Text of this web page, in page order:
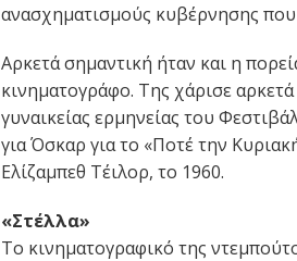
ανασχηματισμούς κυβέρνησης που
Αρκετά σημαντική ήταν και η
κινηματογράφο. Της χάρισε
γυναικείας ερμηνείας του
για Όσκαρ για το «Ποτέ την
Ελίζαμπεθ Τέιλορ, το 1960.
«Στέλλα»
Το κινηματογραφικό της